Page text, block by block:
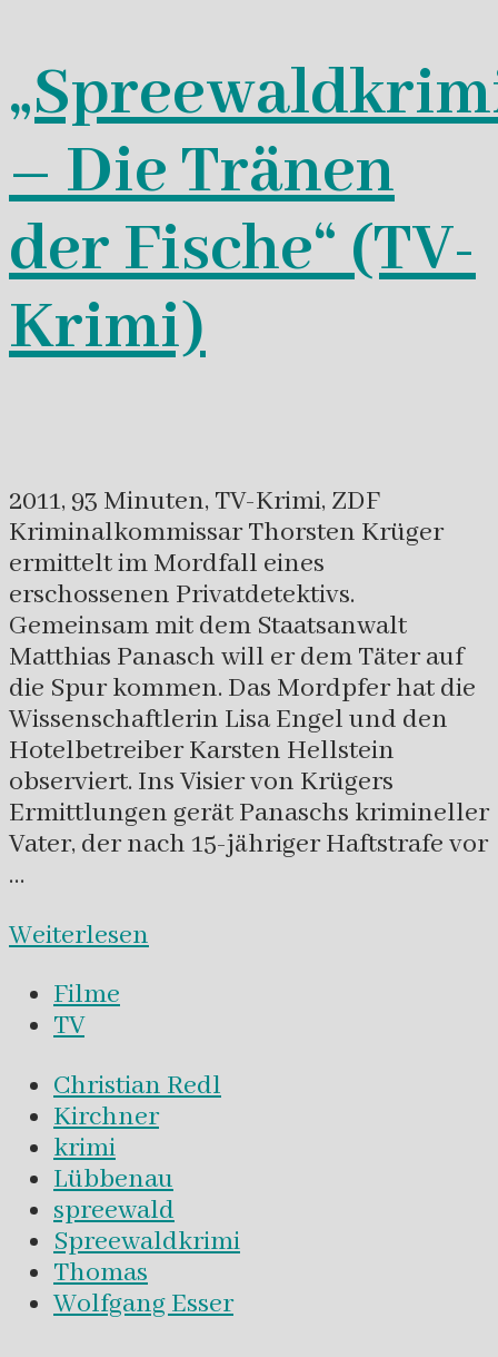
– Die Tränen
der Fische“ (TV-
Krimi)
2011, 93 Minuten, TV-Krimi, ZDF
Kriminalkommissar Thorsten Krüger
ermittelt im Mordfall eines
erschossenen Privatdetektivs.
Gemeinsam mit dem Staatsanwalt
Matthias Panasch will er dem Täter auf
die Spur kommen. Das Mordpfer hat die
Wissenschaftlerin Lisa Engel und den
Hotelbetreiber Karsten Hellstein
observiert. Ins Visier von Krügers
Ermittlungen gerät Panaschs krimineller
Vater, der nach 15-jähriger Haftstrafe vor
…
Weiterlesen
Filme
TV
Christian Redl
Kirchner
krimi
Lübbenau
spreewald
Spreewaldkrimi
Thomas
Wolfgang Esser